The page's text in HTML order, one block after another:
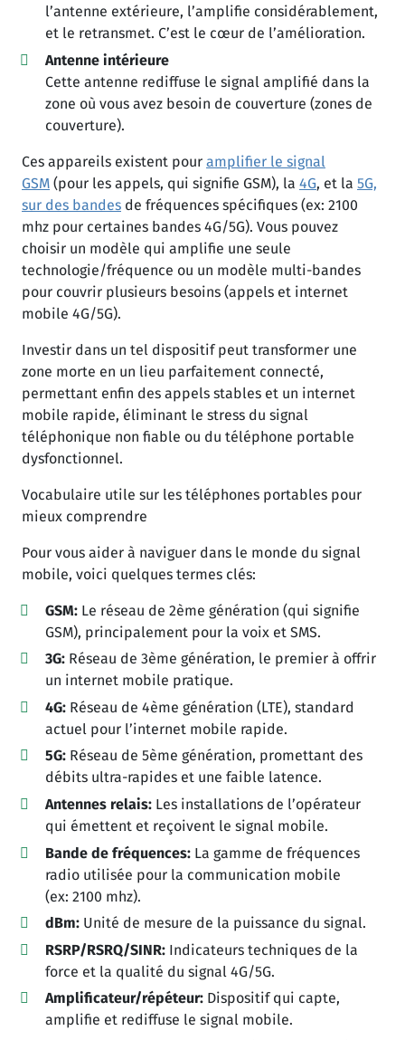
l’antenne extérieure, l’amplifie considérablement,
et le retransmet. C’est le cœur de l’amélioration.
Antenne intérieure
Cette antenne rediffuse le signal amplifié dans la
zone où vous avez besoin de couverture (zones de
couverture).
Ces appareils existent pour amplifier le signal
GSM (pour les appels, qui signifie GSM), la 4G, et la 5G,
sur des bandes de fréquences spécifiques (ex: 2100
mhz pour certaines bandes 4G/5G). Vous pouvez
choisir un modèle qui amplifie une seule
technologie/fréquence ou un modèle multi-bandes
pour couvrir plusieurs besoins (appels et internet
mobile 4G/5G).
Investir dans un tel dispositif peut transformer une
zone morte en un lieu parfaitement connecté,
permettant enfin des appels stables et un internet
mobile rapide, éliminant le stress du signal
téléphonique non fiable ou du téléphone portable
dysfonctionnel.
Vocabulaire utile sur les téléphones portables pour
mieux comprendre
Pour vous aider à naviguer dans le monde du signal
mobile, voici quelques termes clés:
GSM:Le réseau de 2ème génération (qui signifie
GSM), principalement pour la voix et SMS.
3G:Réseau de 3ème génération, le premier à offrir
un internet mobile pratique.
4G:Réseau de 4ème génération (LTE), standard
actuel pour l’internet mobile rapide.
5G:Réseau de 5ème génération, promettant des
débits ultra-rapides et une faible latence.
Antennes relais:Les installations de l’opérateur
qui émettent et reçoivent le signal mobile.
Bande de fréquences:La gamme de fréquences
radio utilisée pour la communication mobile
(ex: 2100 mhz).
dBm:Unité de mesure de la puissance du signal.
RSRP/RSRQ/SINR:Indicateurs techniques de la
force et la qualité du signal 4G/5G.
Amplificateur/répéteur:Dispositif qui capte,
amplifie et rediffuse le signal mobile.